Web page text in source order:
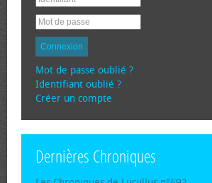
Connexion
Mot de passe oublié ?
Identifiant oublié ?
Créer un compte
Dernières Chroniques